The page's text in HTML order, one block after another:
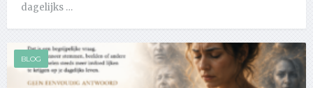
dagelijks …
BLOG